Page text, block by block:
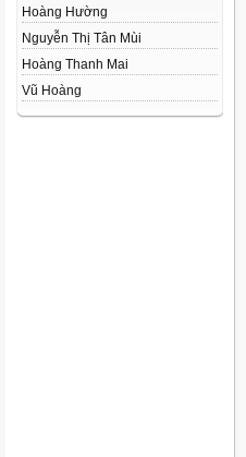
Hoàng Hường
Nguyễn Thị Tân Mùi
Hoàng Thanh Mai
Vũ Hoàng